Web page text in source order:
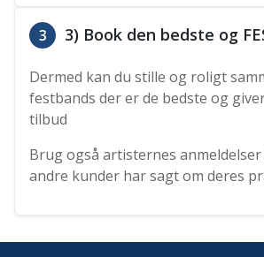
3 3) Book den bedste og
Dermed kan du stille og roligt
festbands der er de bedste og
tilbud
Brug også artisternes
andre kunder har sagt om deres